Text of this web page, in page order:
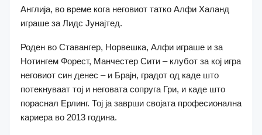
Англија, во време кога неговиот татко Алфи Халанд
играше за Лидс Јунајтед.
Роден во Ставангер, Норвешка, Алфи играше и за
Нотингем Форест, Манчестер Сити – клубот за кој игра
неговиот син денес – и Брајн, градот од каде што
потекнуваат тој и неговата сопруга Гри, и каде што
пораснал Ерлинг. Тој ја заврши својата професионална
кариера во 2013 година.